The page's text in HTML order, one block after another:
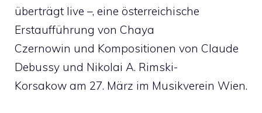
überträgt live –, eine österreichische
Erstaufführung von Chaya
Czernowin und Kompositionen von Claude
Debussy und Nikolai A. Rimski-
Korsakow am 27. März im Musikverein Wien.